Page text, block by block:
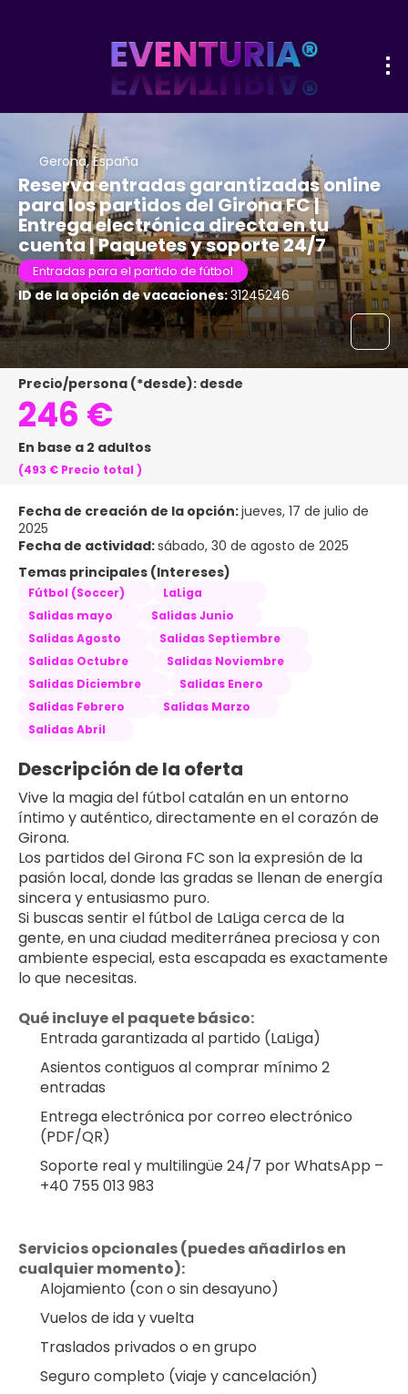
Gerona, España
Reserva entradas garantizadas online
para los partidos del Girona FC |
Entrega electrónica directa en tu
cuenta | Paquetes y soporte 24/7
Entradas para el partido de fútbol
ID de la opción de vacaciones:31245246
Precio/persona (*desde): desde
246 €
En base a 2 adultos
(493 € Precio total )
Fecha de creación de la opción:jueves, 17 de julio de
2025
Fecha de actividad:sábado, 30 de agosto de 2025
Temas principales (Intereses)
Fútbol (Soccer)
LaLiga
Salidas mayo
Salidas Junio
Salidas Agosto
Salidas Septiembre
Salidas Octubre
Salidas Noviembre
Salidas Diciembre
Salidas Enero
Salidas Febrero
Salidas Marzo
Salidas Abril
Descripción de la oferta
Vive la magia del fútbol catalán en un entorno
íntimo y auténtico, directamente en el corazón de
Girona.
Los partidos del Girona FC son la expresión de la
pasión local, donde las gradas se llenan de energía
sincera y entusiasmo puro.
Si buscas sentir el fútbol de LaLiga cerca de la
gente, en una ciudad mediterránea preciosa y con
ambiente especial, esta escapada es exactamente
lo que necesitas.
Qué incluye el paquete básico:
Entrada garantizada al partido (LaLiga)
Asientos contiguos al comprar mínimo 2
entradas
Entrega electrónica por correo electrónico
(PDF/QR)
Soporte real y multilingüe 24/7 por WhatsApp –
+40 755 013 983
Servicios opcionales (puedes añadirlos en
cualquier momento):
Alojamiento (con o sin desayuno)
Vuelos de ida y vuelta
Traslados privados o en grupo
Seguro completo (viaje y cancelación)